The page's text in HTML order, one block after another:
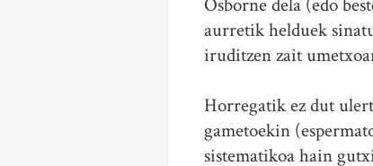
Osborne dela (edo
aurretik helduek
iruditzen zait
Horregatik ez dut
gametoekin
sistematikoa hain